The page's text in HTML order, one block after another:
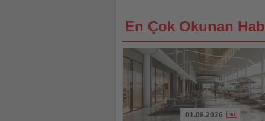
En Çok Okunan
01.08.2026